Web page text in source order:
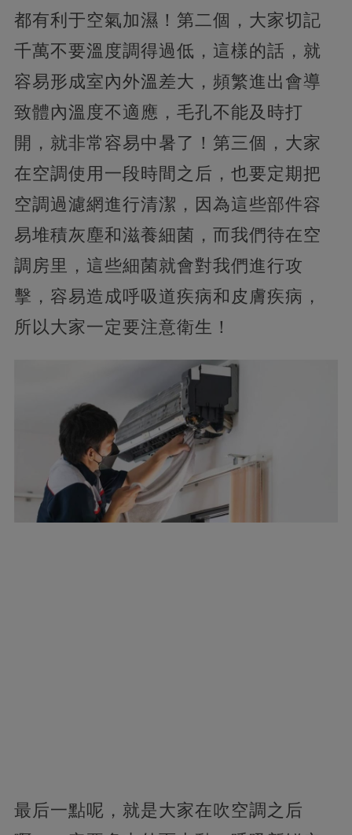
都有利于空氣加濕！第二個，大家切記
千萬不要溫度調得過低，這樣的話，就
容易形成室內外溫差大，頻繁進出會導
致體內溫度不適應，毛孔不能及時打
開，就非常容易中暑了！第三個，大家
在空調使用一段時間之后，也要定期把
空調過濾網進行清潔，因為這些部件容
易堆積灰塵和滋養細菌，而我們待在空
調房里，這些細菌就會對我們進行攻
擊，容易造成呼吸道疾病和皮膚疾病，
所以大家一定要注意衛生！
最后一點呢，就是大家在吹空調之后